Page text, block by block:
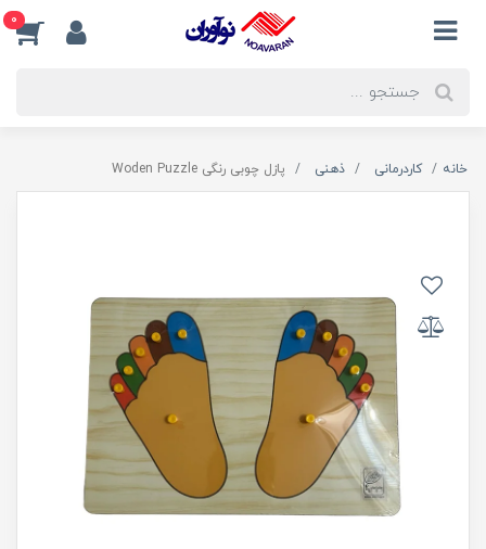
0
خانه کاردرمانی ذهنی پازل چوبی رنگی Woden Puzzle